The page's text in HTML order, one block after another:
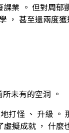
業 。 但對周
， 甚至還兩度
未有的空洞 。
怪 、 升級
擬成就 ， 什麼